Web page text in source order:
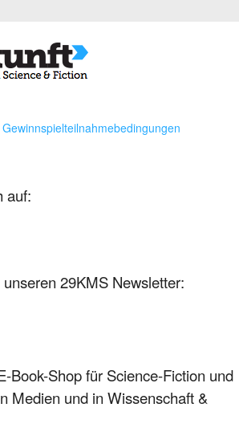
auf:
29KMS Newsletter:
Book-Shop für Science-Fiction und
Medien und in Wissenschaft &